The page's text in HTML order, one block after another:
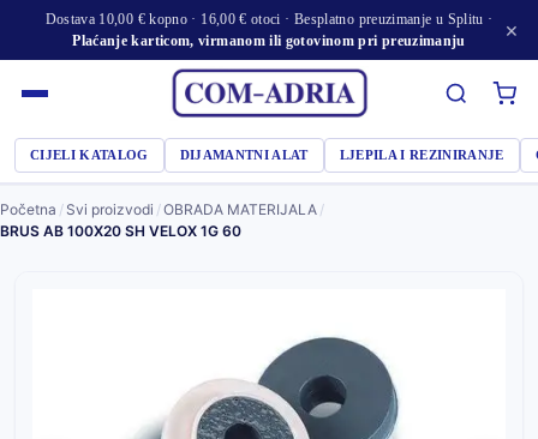
Dostava 10,00 € kopno · 16,00 € otoci · Besplatno preuzimanje u Splitu ·
Plaćanje karticom, virmanom ili gotovinom pri preuzimanju
×
CIJELI KATALOG DIJAMANTNI ALAT LJEPILA I REZINIRANJE
Početna / Svi proizvodi /OBRADA MATERIJALA /
BRUS AB 100X20 SH VELOX 1G 60